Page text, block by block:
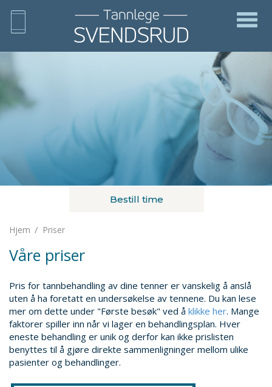
Bestill time
Hjem / Priser
Våre priser
Pris for tannbehandling av dine tenner er vanskelig å anslå
uten å ha foretatt en undersøkelse av tennene. Du kan lese
mer om dette under "Første besøk" ved å klikke her. Mange
faktorer spiller inn når vi lager en behandlingsplan. Hver
eneste behandling er unik og derfor kan ikke prislisten
benyttes til å gjøre direkte sammenligninger mellom ulike
pasienter og behandlinger.